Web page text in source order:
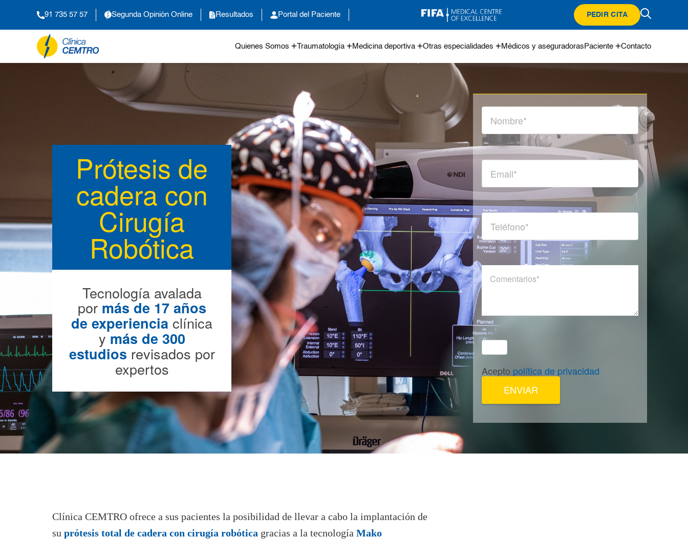
91 735 57 57 Segunda Opinión Online Resultados Portal del Paciente PEDIR CITA
Quienes Somos Traumatología Medicina deportiva Otras especialidades Médicos y aseguradoras Paciente Contacto
Prótesis de
cadera con
Cirugía
Robótica
Tecnología avalada
por más de 17 años
de experiencia clínica
ymás de 300
estudios revisados por
expertos Acepto política de privacidad
Clínica CEMTRO ofrece a sus pacientes la posibilidad de llevar a cabo la implantación de
su prótesis total de cadera con cirugía robótica gracias a la tecnología Mako